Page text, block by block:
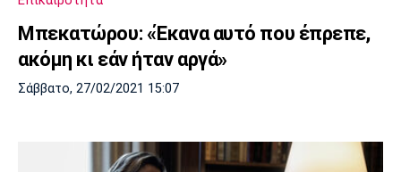
Μπεκατώρου: «Έκανα αυτό που έπρεπε,
ακόμη κι εάν ήταν αργά»
Σάββατο, 27/02/2021 15:07